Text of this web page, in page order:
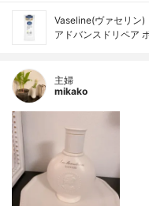
Vaseline(ヴァセリン)
アドバンスドリペア
主婦
mikako